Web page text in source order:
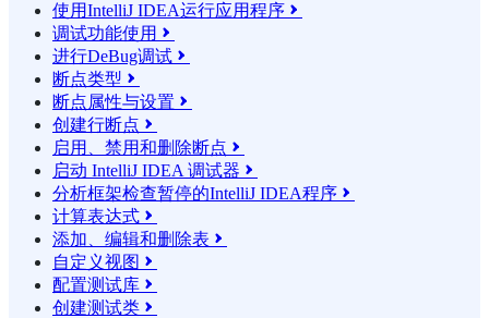
使用IntelliJ IDEA运行应用程序 
调试功能使用 
进行DeBug调试 
断点类型 
断点属性与设置 
创建行断点 
启用、禁用和删除断点 
启动 IntelliJ IDEA 调试器 
分析框架检查暂停的IntelliJ IDEA程序 
计算表达式 
添加、编辑和删除表 
自定义视图 
配置测试库 
创建测试类 